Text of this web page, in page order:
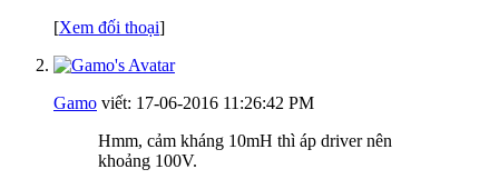
[Xem đối thoại]
Gamo viết: 17-06-2016 11:26:42 PM
Hmm, cảm kháng 10mH thì áp driver nên
khoảng 100V.